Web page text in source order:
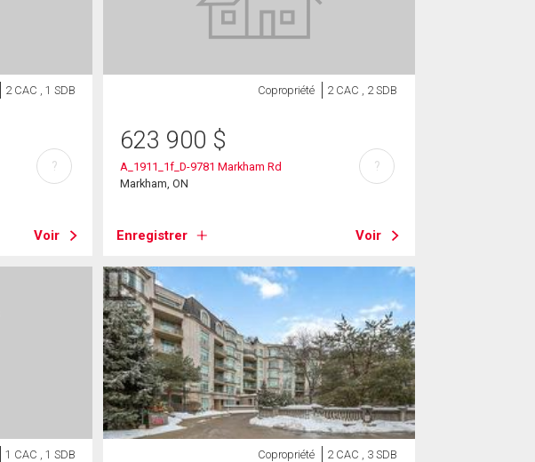
2 CAC , 1 SDB
Voir
?
Copropriété 2 CAC , 2 SDB
623 900 $
A_1911_1f_D-9781 Markham Rd
Markham, ON
Enregistrer Voir
?
1 CAC , 1 SDB Copropriété 2 CAC , 3 SDB